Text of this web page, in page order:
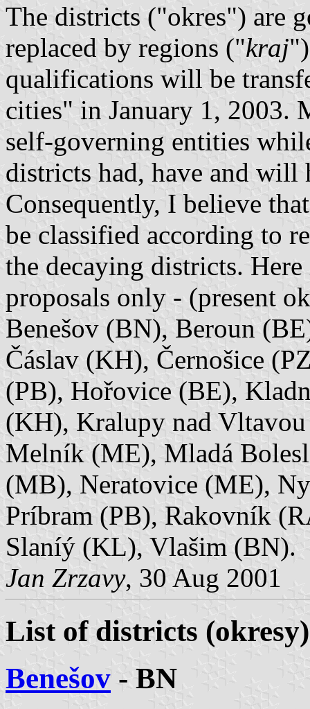
The districts ("okres") are
replaced by regions ("kraj
qualifications will be
cities" in January 1, 2003.
self-governing entities
districts had, have and
Consequently, I believe
be classified according to
the decaying districts.
proposals only - (present
Benešov (BN), Beroun
Čáslav (KH), Černošice
(PB), Hořovice (BE),
(KH), Kralupy nad
Melník (ME), Mladá
(MB), Neratovice (ME),
Príbram (PB), Rakovník
Slaníý (KL), Vlašim (BN).
Jan Zrzavy, 30 Aug 2001
List of districts
Benešov - BN